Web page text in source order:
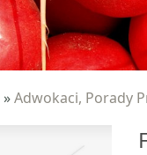
»Adwokaci, Porady